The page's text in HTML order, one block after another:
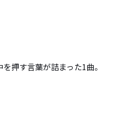
押す言葉が詰まった1曲。